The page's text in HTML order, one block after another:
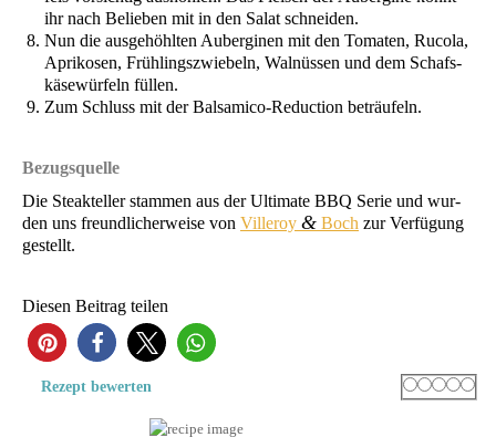
ihr nach Belie­ben mit in den Salat schneiden.
Nun die aus­ge­höhl­ten Auber­gi­nen mit den Toma­ten, Ruco­la,
Apri­ko­sen, Früh­lings­zwie­beln, Wal­nüs­sen und dem Schafs­
kä­se­wür­feln füllen.
Zum Schluss mit der Bal­sa­mi­co-Reduc­tion beträufeln.
Bezugs­quel­le
Die Ste­akt­el­ler stam­men aus der Ulti­ma­te BBQ Serie und wur­
den uns freund­li­cher­wei­se von Vil­leroy & Boch zur Ver­fü­gung
gestellt.
Die­sen Bei­trag teilen
206
Rezept bewer­ten Rating
1 star
2 stars
3 stars
4 5